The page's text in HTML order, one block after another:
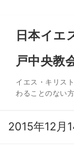
日本イエ
戸中央教
イエス・キリス
わることのない
2015年12月